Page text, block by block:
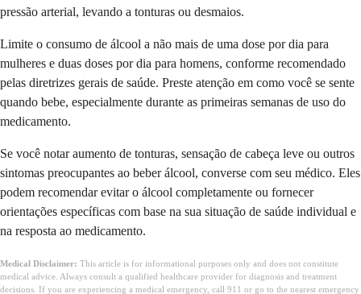
pressão arterial, levando a tonturas ou desmaios.
Limite o consumo de álcool a não mais de uma dose por dia para
mulheres e duas doses por dia para homens, conforme recomendado
pelas diretrizes gerais de saúde. Preste atenção em como você se sente
quando bebe, especialmente durante as primeiras semanas de uso do
medicamento.
Se você notar aumento de tonturas, sensação de cabeça leve ou outros
sintomas preocupantes ao beber álcool, converse com seu médico. Eles
podem recomendar evitar o álcool completamente ou fornecer
orientações específicas com base na sua situação de saúde individual e
na resposta ao medicamento.
Medical Disclaimer: This article is for informational purposes only and does not constitute
medical advice. Always consult a qualified healthcare provider for diagnosis and treatment
decisions. If you are experiencing a medical emergency, call 911 or go to the nearest emergency